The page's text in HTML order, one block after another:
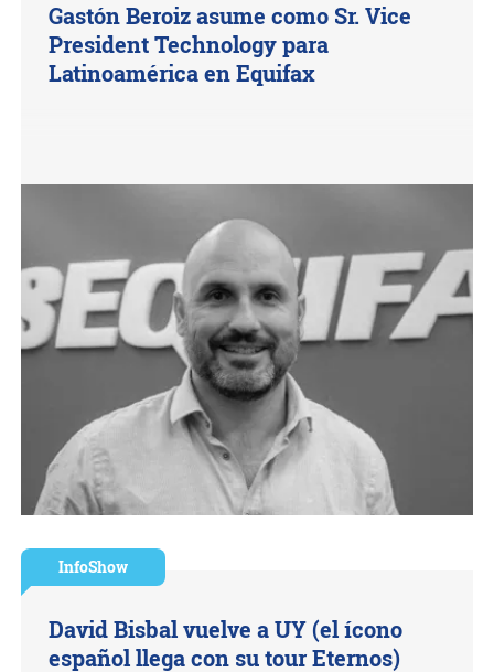
Gastón Beroiz asume como Sr. Vice
President Technology para
Latinoamérica en Equifax
InfoShow
David Bisbal vuelve a UY (el ícono
español llega con su tour Eternos)